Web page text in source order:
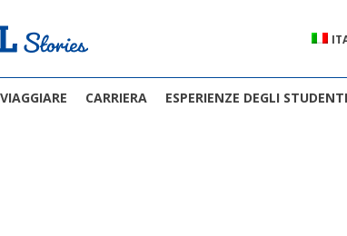
VIAGGIARE CARRIERA ESPERIENZE DEGLI STUDENTI